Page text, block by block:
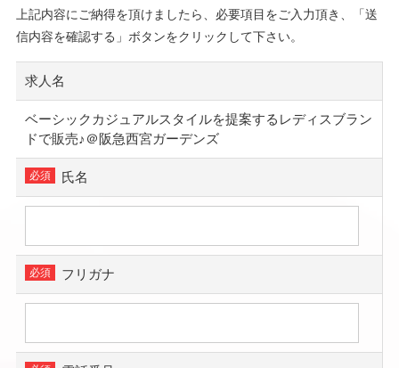
上記内容にご納得を頂けましたら、必要項目をご入力頂き、「送
信内容を確認する」ボタンをクリックして下さい。
求人名
ベーシックカジュアルスタイルを提案するレディスブラン
ドで販売♪＠阪急西宮ガーデンズ
氏名
フリガナ